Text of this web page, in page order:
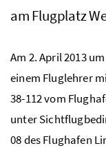
am Flugplatz
Am 2. April 2013
einem Fluglehrer
38-112 vom
unter
08 des Flughafen